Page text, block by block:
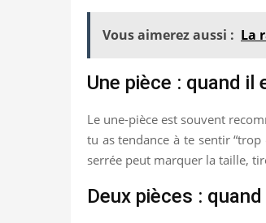
Vous aimerez aussi : La
Une pièce : quand
Le une-pièce est souvent
tu as tendance à te sentir
serrée peut marquer la taille,
Deux pièces :